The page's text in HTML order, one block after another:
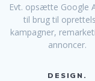
Evt. opsætte Google
til brug til
kampagner,
annoncer.
DESIGN.